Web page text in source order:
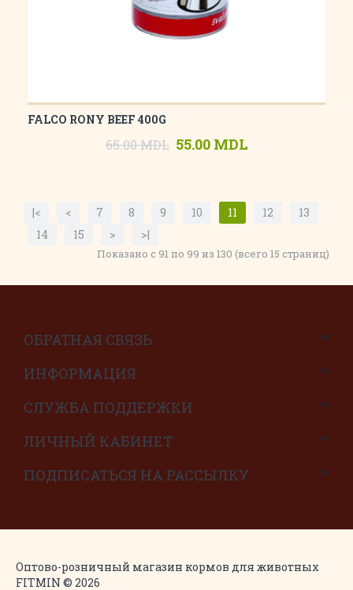
FALCO RONY BEEF 400G
65.00 MDL 55.00 MDL
|< < 7 8 9 10 11 12
13
14
15 > >|
Показано с 91 по 99 из 130 (всего 15 страниц)
ОБРАТНАЯ СВЯЗЬ
ИНФОРМАЦИЯ
СЛУЖБА ПОДДЕРЖКИ
ЛИЧНЫЙ КАБИНЕТ
ПОДПИСАТЬСЯ НА РАССЫЛКУ
Оптово-розничный магазин кормов для животных
FITMIN © 2026